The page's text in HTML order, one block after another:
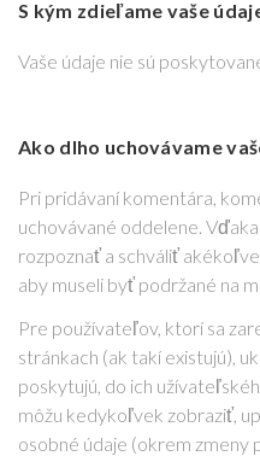
S kým zdieľame vaše
Vaše údaje nie sú
Ako dlho uchovávame
Pri pridávaní komentára,
uchovávané oddelene.
rozpoznať a schváliť
aby museli byť podržané na
Pre používateľov, ktorí sa
stránkach (ak takí existujú),
poskytujú, do ich
môžu kedykoľvek zobraziť,
osobné údaje (okrem zmeny